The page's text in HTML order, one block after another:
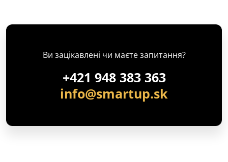
Ви зацікавлені чи маєте запитання?
+421 948 383 363
info@smartup.sk